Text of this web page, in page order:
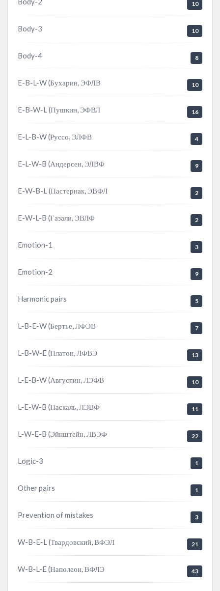
10
Body-3 10
Body-4 8
E-B-L-W (Бухарин, ЭФЛВ 10
E-B-W-L (Пушкин, ЭФВЛ 16
E-L-B-W (Руссо, ЭЛФВ 4
E-L-W-B (Андерсен, ЭЛВФ 9
E-W-B-L (Пастернак, ЭВФЛ 2
E-W-L-B (Газали, ЭВЛФ 2
Emotion-1 3
Emotion-2 9
Harmonic pairs 5
L-B-E-W (Бертье, ЛФЭВ 7
L-B-W-E (Платон, ЛФВЭ 13
L-E-B-W (Августин, ЛЭФВ 10
L-E-W-B (Паскаль, ЛЭВФ 11
L-W-E-B (Эйнштейн, ЛВЭФ 22
Logic-3 1
Other pairs 1
Prevention of mistakes 3
W-B-E-L (Твардовский, ВФЭЛ 21
W-B-L-E (Наполеон, ВФЛЭ 43